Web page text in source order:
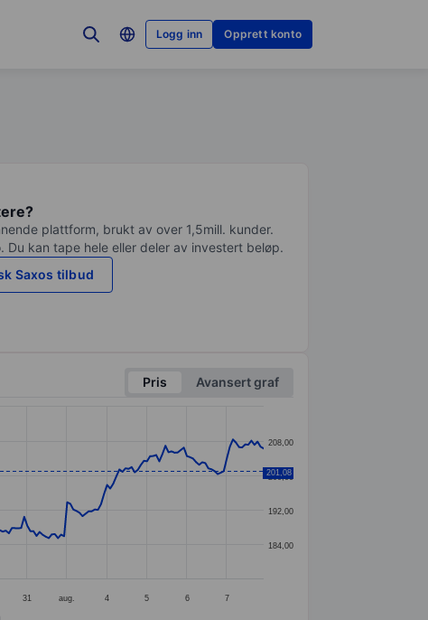
Logg inn Opprett konto
plattform, brukt av over 1,5mill. kunder.
kan tape hele eller deler av investert beløp.
Saxos tilbud
Pris
Avansert graf
31 aug. 4 5 6 7
184,00
192,00
200,00
208,00
201,08